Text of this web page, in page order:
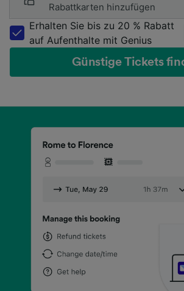
Rabattkarten hinzufügen
Erhalten Sie bis zu 20 % Rabatt
auf Aufenthalte mit Genius
Günstige Tickets